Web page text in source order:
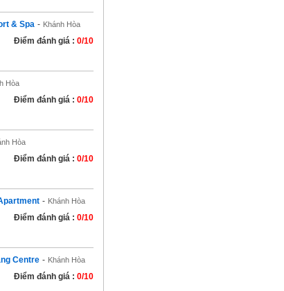
& Spa - Khánh Hòa
Điểm đánh giá : 0/10
Hòa
Điểm đánh giá : 0/10
Hòa
Điểm đánh giá : 0/10
- Khánh Hòa
Điểm đánh giá : 0/10
Centre - Khánh Hòa
Điểm đánh giá : 0/10